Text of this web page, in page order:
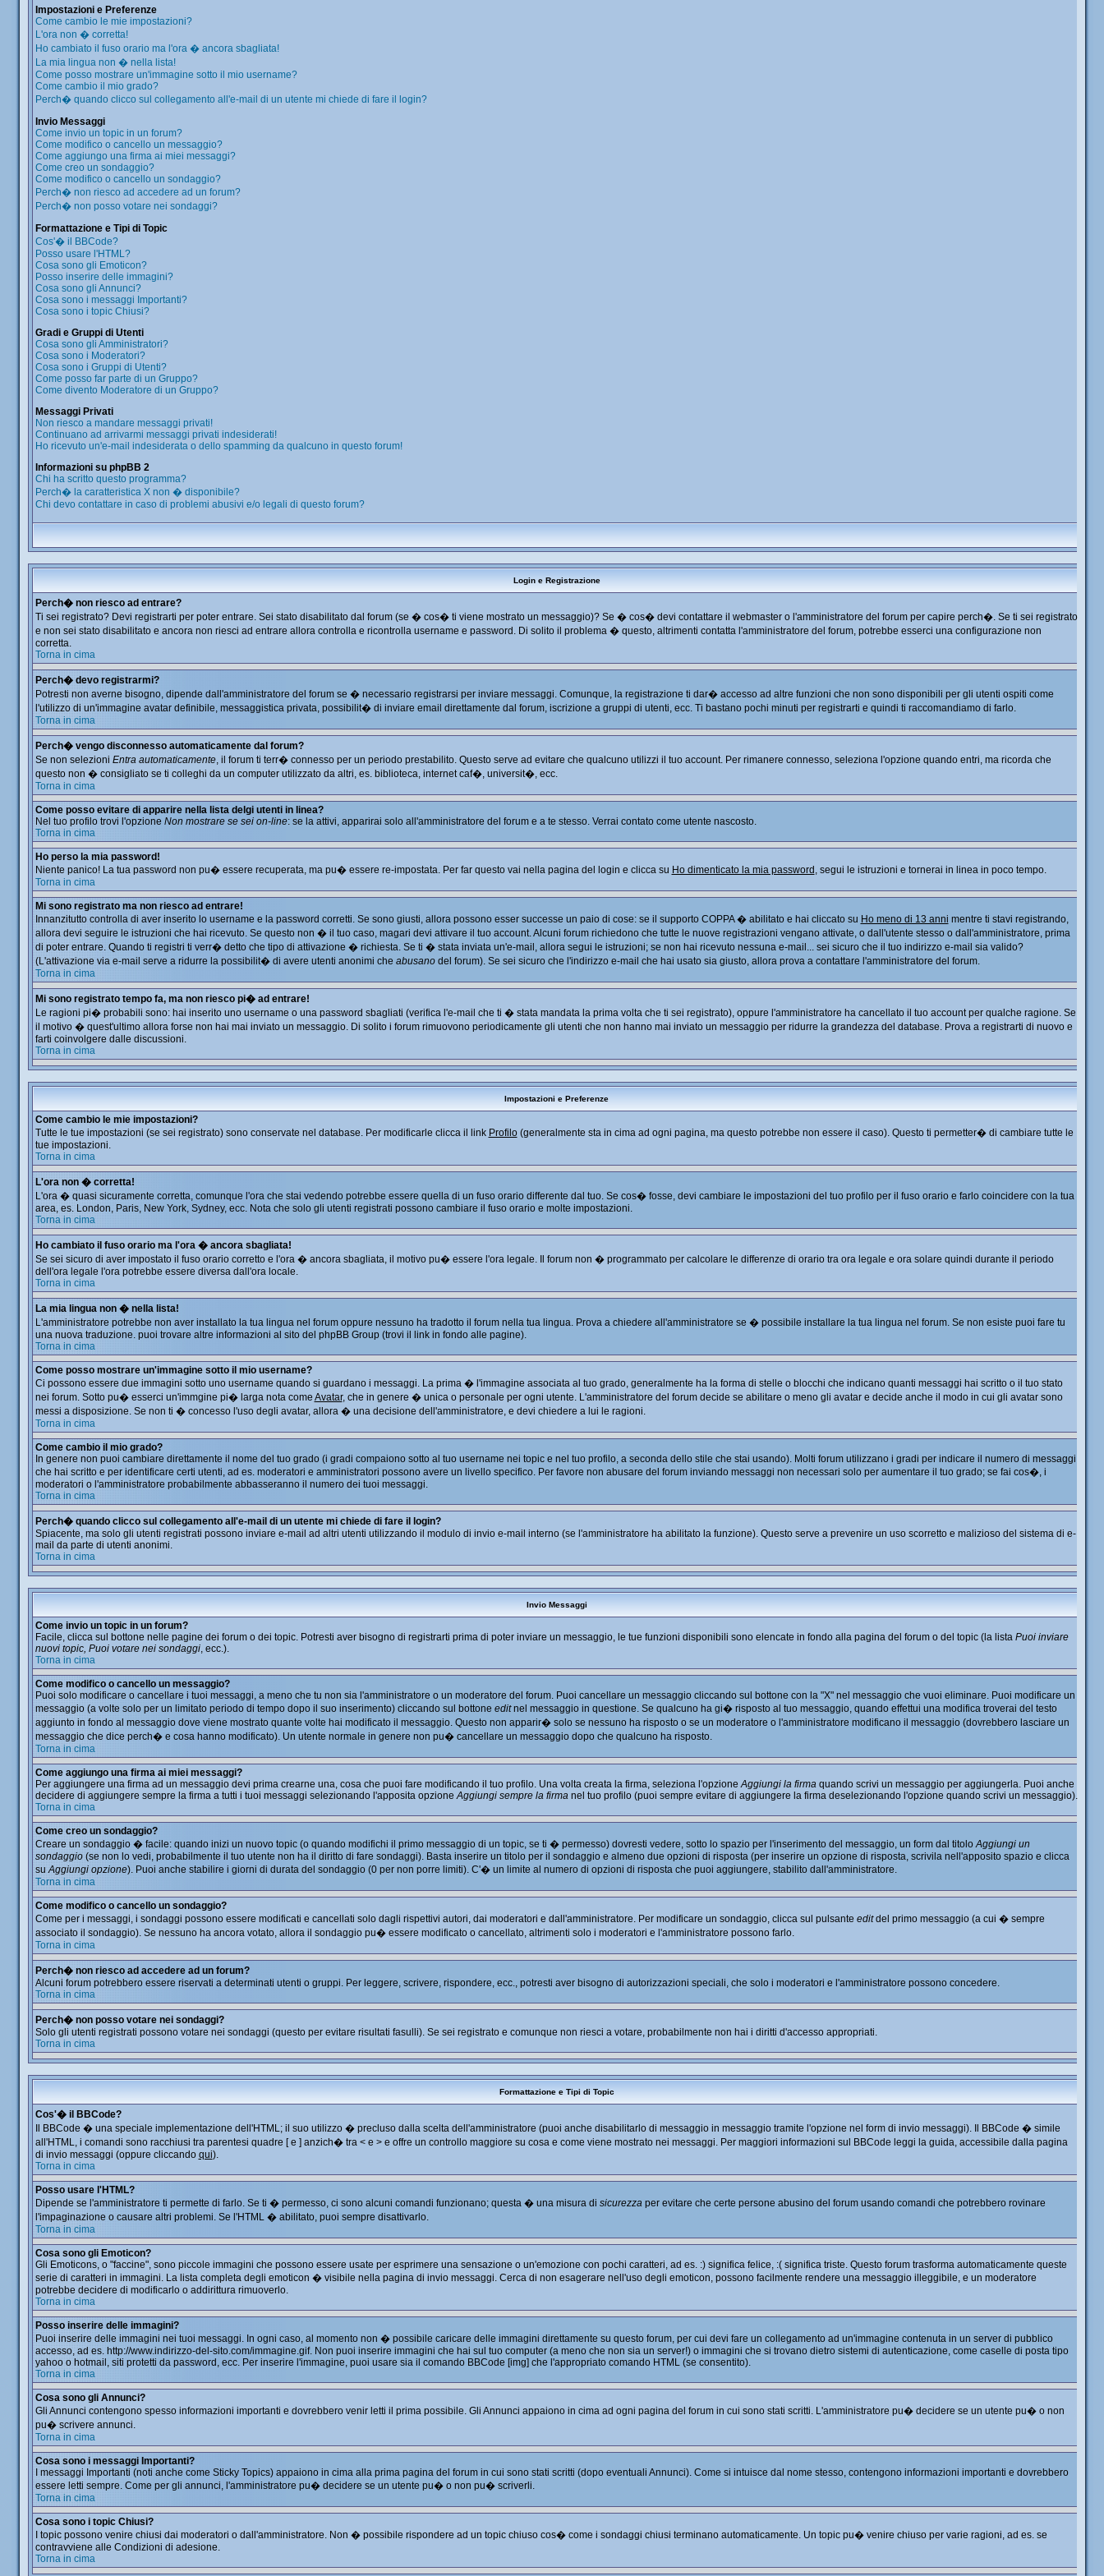
Impostazioni e Preferenze
Come cambio le mie impostazioni?
L'ora non � corretta!
Ho cambiato il fuso orario ma l'ora � ancora sbagliata!
La mia lingua non � nella lista!
Come posso mostrare un'immagine sotto il mio username?
Come cambio il mio grado?
Perch� quando clicco sul collegamento all'e-mail di un utente mi chiede di fare il login?
Invio Messaggi
Come invio un topic in un forum?
Come modifico o cancello un messaggio?
Come aggiungo una firma ai miei messaggi?
Come creo un sondaggio?
Come modifico o cancello un sondaggio?
Perch� non riesco ad accedere ad un forum?
Perch� non posso votare nei sondaggi?
Formattazione e Tipi di Topic
Cos'� il BBCode?
Posso usare l'HTML?
Cosa sono gli Emoticon?
Posso inserire delle immagini?
Cosa sono gli Annunci?
Cosa sono i messaggi Importanti?
Cosa sono i topic Chiusi?
Gradi e Gruppi di Utenti
Cosa sono gli Amministratori?
Cosa sono i Moderatori?
Cosa sono i Gruppi di Utenti?
Come posso far parte di un Gruppo?
Come divento Moderatore di un Gruppo?
Messaggi Privati
Non riesco a mandare messaggi privati!
Continuano ad arrivarmi messaggi privati indesiderati!
Ho ricevuto un'e-mail indesiderata o dello spamming da qualcuno in questo forum!
Informazioni su phpBB 2
Chi ha scritto questo programma?
Perch� la caratteristica X non � disponibile?
Chi devo contattare in caso di problemi abusivi e/o legali di questo forum?
Login e Registrazione
Perch� non riesco ad entrare?
Ti sei registrato? Devi registrarti per poter entrare. Sei stato disabilitato dal forum (se � cos� ti viene mostrato un messaggio)? Se � cos� devi contattare il webmaster o l'amministratore del forum per capire perch�. Se ti sei registrato
e non sei stato disabilitato e ancora non riesci ad entrare allora controlla e ricontrolla username e password. Di solito il problema � questo, altrimenti contatta l'amministratore del forum, potrebbe esserci una configurazione non
corretta.
Torna in cima
Perch� devo registrarmi?
Potresti non averne bisogno, dipende dall'amministratore del forum se � necessario registrarsi per inviare messaggi. Comunque, la registrazione ti dar� accesso ad altre funzioni che non sono disponibili per gli utenti ospiti come
l'utilizzo di un'immagine avatar definibile, messaggistica privata, possibilit� di inviare email direttamente dal forum, iscrizione a gruppi di utenti, ecc. Ti bastano pochi minuti per registrarti e quindi ti raccomandiamo di farlo.
Torna in cima
Perch� vengo disconnesso automaticamente dal forum?
Se non selezioni Entra automaticamente, il forum ti terr� connesso per un periodo prestabilito. Questo serve ad evitare che qualcuno utilizzi il tuo account. Per rimanere connesso, seleziona l'opzione quando entri, ma ricorda che
questo non � consigliato se ti colleghi da un computer utilizzato da altri, es. biblioteca, internet caf�, universit�, ecc.
Torna in cima
Come posso evitare di apparire nella lista delgi utenti in linea?
Nel tuo profilo trovi l'opzione Non mostrare se sei on-line: se la attivi, apparirai solo all'amministratore del forum e a te stesso. Verrai contato come utente nascosto.
Torna in cima
Ho perso la mia password!
Niente panico! La tua password non pu� essere recuperata, ma pu� essere re-impostata. Per far questo vai nella pagina del login e clicca su Ho dimenticato la mia password , segui le istruzioni e tornerai in linea in poco tempo.
Torna in cima
Mi sono registrato ma non riesco ad entrare!
Innanzitutto controlla di aver inserito lo username e la password corretti. Se sono giusti, allora possono esser successe un paio di cose: se il supporto COPPA � abilitato e hai cliccato su Ho meno di 13 anni mentre ti stavi registrando,
allora devi seguire le istruzioni che hai ricevuto. Se questo non � il tuo caso, magari devi attivare il tuo account. Alcuni forum richiedono che tutte le nuove registrazioni vengano attivate, o dall'utente stesso o dall'amministratore, prima
di poter entrare. Quando ti registri ti verr� detto che tipo di attivazione � richiesta. Se ti � stata inviata un'e-mail, allora segui le istruzioni; se non hai ricevuto nessuna e-mail... sei sicuro che il tuo indirizzo e-mail sia valido?
(L'attivazione via e-mail serve a ridurre la possibilit� di avere utenti anonimi che abusanodel forum). Se sei sicuro che l'indirizzo e-mail che hai usato sia giusto, allora prova a contattare l'amministratore del forum.
Torna in cima
Mi sono registrato tempo fa, ma non riesco pi� ad entrare!
Le ragioni pi� probabili sono: hai inserito uno username o una password sbagliati (verifica l'e-mail che ti � stata mandata la prima volta che ti sei registrato), oppure l'amministratore ha cancellato il tuo account per qualche ragione. Se
il motivo � quest'ultimo allora forse non hai mai inviato un messaggio. Di solito i forum rimuovono periodicamente gli utenti che non hanno mai inviato un messaggio per ridurre la grandezza del database. Prova a registrarti di nuovo e
farti coinvolgere dalle discussioni.
Torna in cima
Impostazioni e Preferenze
Come cambio le mie impostazioni?
Tutte le tue impostazioni (se sei registrato) sono conservate nel database. Per modificarle clicca il link Profilo(generalmente sta in cima ad ogni pagina, ma questo potrebbe non essere il caso). Questo ti permetter� di cambiare tutte le
tue impostazioni.
Torna in cima
L'ora non � corretta!
L'ora � quasi sicuramente corretta, comunque l'ora che stai vedendo potrebbe essere quella di un fuso orario differente dal tuo. Se cos� fosse, devi cambiare le impostazioni del tuo profilo per il fuso orario e farlo coincidere con la tua
area, es. London, Paris, New York, Sydney, ecc. Nota che solo gli utenti registrati possono cambiare il fuso orario e molte impostazioni.
Torna in cima
Ho cambiato il fuso orario ma l'ora � ancora sbagliata!
Se sei sicuro di aver impostato il fuso orario corretto e l'ora � ancora sbagliata, il motivo pu� essere l'ora legale. Il forum non � programmato per calcolare le differenze di orario tra ora legale e ora solare quindi durante il periodo
dell'ora legale l'ora potrebbe essere diversa dall'ora locale.
Torna in cima
La mia lingua non � nella lista!
L'amministratore potrebbe non aver installato la tua lingua nel forum oppure nessuno ha tradotto il forum nella tua lingua. Prova a chiedere all'amministratore se � possibile installare la tua lingua nel forum. Se non esiste puoi fare tu
una nuova traduzione. puoi trovare altre informazioni al sito del phpBB Group (trovi il link in fondo alle pagine).
Torna in cima
Come posso mostrare un'immagine sotto il mio username?
Ci possono essere due immagini sotto uno username quando si guardano i messaggi. La prima � l'immagine associata al tuo grado, generalmente ha la forma di stelle o blocchi che indicano quanti messaggi hai scritto o il tuo stato
nei forum. Sotto pu� esserci un'immgine pi� larga nota come Avatar, che in genere � unica o personale per ogni utente. L'amministratore del forum decide se abilitare o meno gli avatar e decide anche il modo in cui gli avatar sono
messi a disposizione. Se non ti � concesso l'uso degli avatar, allora � una decisione dell'amministratore, e devi chiedere a lui le ragioni.
Torna in cima
Come cambio il mio grado?
In genere non puoi cambiare direttamente il nome del tuo grado (i gradi compaiono sotto al tuo username nei topic e nel tuo profilo, a seconda dello stile che stai usando). Molti forum utilizzano i gradi per indicare il numero di messaggi
che hai scritto e per identificare certi utenti, ad es. moderatori e amministratori possono avere un livello specifico. Per favore non abusare del forum inviando messaggi non necessari solo per aumentare il tuo grado; se fai cos�, i
moderatori o l'amministratore probabilmente abbasseranno il numero dei tuoi messaggi.
Torna in cima
Perch� quando clicco sul collegamento all'e-mail di un utente mi chiede di fare il login?
Spiacente, ma solo gli utenti registrati possono inviare e-mail ad altri utenti utilizzando il modulo di invio e-mail interno (se l'amministratore ha abilitato la funzione). Questo serve a prevenire un uso scorretto e malizioso del sistema di e-
mail da parte di utenti anonimi.
Torna in cima
Invio Messaggi
Come invio un topic in un forum?
Facile, clicca sul bottone nelle pagine dei forum o dei topic. Potresti aver bisogno di registrarti prima di poter inviare un messaggio, le tue funzioni disponibili sono elencate in fondo alla pagina del forum o del topic (la lista Puoi inviare
nuovi topic, Puoi votare nei sondaggi, ecc.).
Torna in cima
Come modifico o cancello un messaggio?
Puoi solo modificare o cancellare i tuoi messaggi, a meno che tu non sia l'amministratore o un moderatore del forum. Puoi cancellare un messaggio cliccando sul bottone con la "X" nel messaggio che vuoi eliminare. Puoi modificare un
messaggio (a volte solo per un limitato periodo di tempo dopo il suo inserimento) cliccando sul bottone editnel messaggio in questione. Se qualcuno ha gi� risposto al tuo messaggio, quando effettui una modifica troverai del testo
aggiunto in fondo al messaggio dove viene mostrato quante volte hai modificato il messaggio. Questo non apparir� solo se nessuno ha risposto o se un moderatore o l'amministratore modificano il messaggio (dovrebbero lasciare un
messaggio che dice perch� e cosa hanno modificato). Un utente normale in genere non pu� cancellare un messaggio dopo che qualcuno ha risposto.
Torna in cima
Come aggiungo una firma ai miei messaggi?
Per aggiungere una firma ad un messaggio devi prima crearne una, cosa che puoi fare modificando il tuo profilo. Una volta creata la firma, seleziona l'opzioneAggiungi la firmaquando scrivi un messaggio per aggiungerla. Puoi anche
decidere di aggiungere sempre la firma a tutti i tuoi messaggi selezionando l'apposita opzioneAggiungi sempre la firmanel tuo profilo (puoi sempre evitare di aggiungere la firma deselezionando l'opzione quando scrivi un messaggio).
Torna in cima
Come creo un sondaggio?
Creare un sondaggio � facile: quando inizi un nuovo topic (o quando modifichi il primo messaggio di un topic, se ti � permesso) dovresti vedere, sotto lo spazio per l'inserimento del messaggio, un form dal titoloAggiungi un
sondaggio(se non lo vedi, probabilmente il tuo utente non ha il diritto di fare sondaggi). Basta inserire un titolo per il sondaggio e almeno due opzioni di risposta (per inserire un opzione di risposta, scrivila nell'apposito spazio e clicca
suAggiungi opzione). Puoi anche stabilire i giorni di durata del sondaggio (0 per non porre limiti). C'� un limite al numero di opzioni di risposta che puoi aggiungere, stabilito dall'amministratore.
Torna in cima
Come modifico o cancello un sondaggio?
Come per i messaggi, i sondaggi possono essere modificati e cancellati solo dagli rispettivi autori, dai moderatori e dall'amministratore. Per modificare un sondaggio, clicca sul pulsante editdel primo messaggio (a cui � sempre
associato il sondaggio). Se nessuno ha ancora votato, allora il sondaggio pu� essere modificato o cancellato, altrimenti solo i moderatori e l'amministratore possono farlo.
Torna in cima
Perch� non riesco ad accedere ad un forum?
Alcuni forum potrebbero essere riservati a determinati utenti o gruppi. Per leggere, scrivere, rispondere, ecc., potresti aver bisogno di autorizzazioni speciali, che solo i moderatori e l'amministratore possono concedere.
Torna in cima
Perch� non posso votare nei sondaggi?
Solo gli utenti registrati possono votare nei sondaggi (questo per evitare risultati fasulli). Se sei registrato e comunque non riesci a votare, probabilmente non hai i diritti d'accesso appropriati.
Torna in cima
Formattazione e Tipi di Topic
Cos'� il BBCode?
Il BBCode � una speciale implementazione dell'HTML; il suo utilizzo � precluso dalla scelta dell'amministratore (puoi anche disabilitarlo di messaggio in messaggio tramite l'opzione nel form di invio messaggi). Il BBCode � simile
all'HTML, i comandi sono racchiusi tra parentesi quadre [ e ] anzich� tra < e > e offre un controllo maggiore su cosa e come viene mostrato nei messaggi. Per maggiori informazioni sul BBCode leggi la guida, accessibile dalla pagina
di invio messaggi (oppure cliccando qui).
Torna in cima
Posso usare l'HTML?
Dipende se l'amministratore ti permette di farlo. Se ti � permesso, ci sono alcuni comandi funzionano; questa � una misura di sicurezzaper evitare che certe persone abusino del forum usando comandi che potrebbero rovinare
l'impaginazione o causare altri problemi. Se l'HTML � abilitato, puoi sempre disattivarlo.
Torna in cima
Cosa sono gli Emoticon?
Gli Emoticons, o "faccine", sono piccole immagini che possono essere usate per esprimere una sensazione o un'emozione con pochi caratteri, ad es. :) significa felice, :( significa triste. Questo forum trasforma automaticamente queste
serie di caratteri in immagini. La lista completa degli emoticon � visibile nella pagina di invio messaggi. Cerca di non esagerare nell'uso degli emoticon, possono facilmente rendere una messaggio illeggibile, e un moderatore
potrebbe decidere di modificarlo o addirittura rimuoverlo.
Torna in cima
Posso inserire delle immagini?
Puoi inserire delle immagini nei tuoi messaggi. In ogni caso, al momento non � possibile caricare delle immagini direttamente su questo forum, per cui devi fare un collegamento ad un'immagine contenuta in un server di pubblico
accesso, ad es. http://www.indirizzo-del-sito.com/immagine.gif. Non puoi inserire immagini che hai sul tuo computer (a meno che non sia un server!) o immagini che si trovano dietro sistemi di autenticazione, come caselle di posta tipo
yahoo o hotmail, siti protetti da password, ecc. Per inserire l'immagine, puoi usare sia il comando BBCode [img] che l'appropriato comando HTML (se consentito).
Torna in cima
Cosa sono gli Annunci?
Gli Annunci contengono spesso informazioni importanti e dovrebbero venir letti il prima possibile. Gli Annunci appaiono in cima ad ogni pagina del forum in cui sono stati scritti. L'amministratore pu� decidere se un utente pu� o non
pu� scrivere annunci.
Torna in cima
Cosa sono i messaggi Importanti?
I messaggi Importanti (noti anche come Sticky Topics) appaiono in cima alla prima pagina del forum in cui sono stati scritti (dopo eventuali Annunci). Come si intuisce dal nome stesso, contengono informazioni importanti e dovrebbero
essere letti sempre. Come per gli annunci, l'amministratore pu� decidere se un utente pu� o non pu� scriverli.
Torna in cima
Cosa sono i topic Chiusi?
I topic possono venire chiusi dai moderatori o dall'amministratore. Non � possibile rispondere ad un topic chiuso cos� come i sondaggi chiusi terminano automaticamente. Un topic pu� venire chiuso per varie ragioni, ad es. se
contravviene alle Condizioni di adesione.
Torna in cima